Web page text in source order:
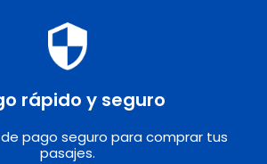
rápido y seguro
pago seguro para comprar tus
pasajes.